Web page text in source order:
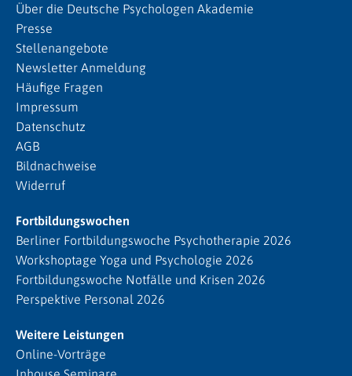
Über die Deutsche Psychologen Akademie
Presse
Stellenangebote
Newsletter Anmeldung
Häufige Fragen
Impressum
Datenschutz
AGB
Bildnachweise
Widerruf
Fortbildungswochen
Berliner Fortbildungswoche Psychotherapie 2026
Workshoptage Yoga und Psychologie 2026
Fortbildungswoche Notfälle und Krisen 2026
Perspektive Personal 2026
Weitere Leistungen
Online-Vorträge